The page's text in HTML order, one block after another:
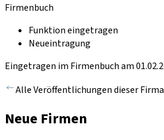
Firmenbuch
Funktion eingetragen
Neueintragung
Eingetragen im Firmenbuch am
Alle Veröffentlichungen dieser
Neue Firmen